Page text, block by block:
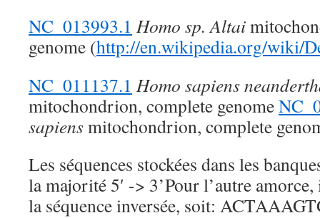
NC_013993.1 Homo sp. Altai
genome (http://en.wikipedia.org/wiki/
NC_011137.1 Homo sapiens
mitochondrion, complete genome
sapiensmitochondrion, complete
Les séquences stockées dans les
la majorité 5′ -> 3’Pour l’autre
la séquence inversée, soit: